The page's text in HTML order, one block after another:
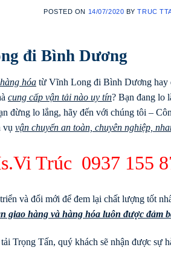
POSTED ON 14/07/2020 BYTRUC
đi Bình Dương
hóa từ Vĩnh Long đi Bình Dương hay
cung cấp vận tải nào uy tín? Bạn đang lo
đừng lo lắng, hãy đến với chúng tôi –
vụ vận chuyển an toàn, chuyên nghiệp,
Trúc 0937 155
và đổi mới để đem lại chất lượng tốt
giao hàng và hàng hóa luôn được đảm
Trọng Tấn, quý khách sẽ nhận được sự